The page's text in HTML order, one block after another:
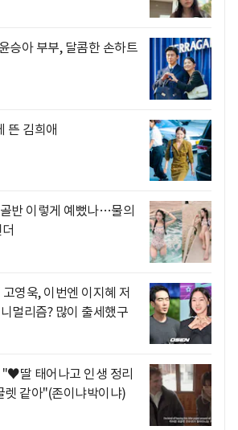
승아 부부, 달콤한 손하트
뜬 김희애
반 이렇게 예뻤나…물의
영욱, 이번엔 이지혜 저
멀리즘? 많이 출세했구
"♥딸 태어나고 인생 정리
렛 같아"(존이냐박이냐)